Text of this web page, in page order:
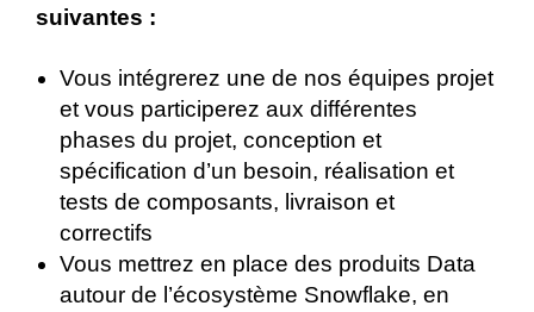
suivantes :
Vous intégrerez une de nos équipes projet
et vous participerez aux différentes
phases du projet, conception et
spécification d’un besoin, réalisation et
tests de composants, livraison et
correctifs
Vous mettrez en place des produits Data
autour de l’écosystème Snowflake, en